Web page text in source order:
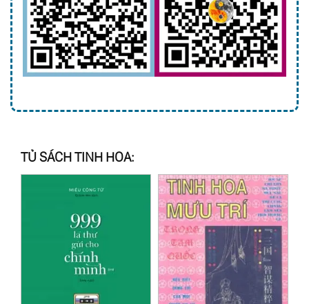
06:24:10 Chương 21: Tạo Dựng Và Duy Trì Mối Quan Hệ
06:31:21
Chương 22: Quản Lý Tài Chính
06:51:21
Chương 23: Tạo Lập Quy Tắc Ứng Xử
06:58:04 Chương 24-25-26: Làm Chủ Thời Gian - Làm
TỦ SÁCH TINH HOA: